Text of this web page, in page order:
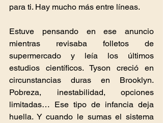
para ti. Hay mucho más entre líneas.
Estuve pensando en ese anuncio
mientras revisaba folletos de
supermercado y leía los últimos
estudios científicos. Tyson creció en
circunstancias duras en Brooklyn.
Pobreza, inestabilidad, opciones
limitadas… Ese tipo de infancia deja
huella. Y cuando le sumas el sistema